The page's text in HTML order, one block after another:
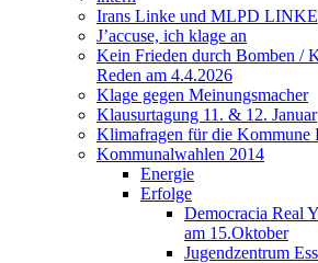
Irans Linke und MLPD LINKE
J’accuse, ich klage an
Kein Frieden durch Bomben /
Reden am 4.4.2026
Klage gegen Meinungsmacher
Klausurtagung 11. & 12. Januar
Klimafragen für die Kommune
Kommunalwahlen 2014
Energie
Erfolge
Democracia Real
am 15.Oktober
Jugendzentrum